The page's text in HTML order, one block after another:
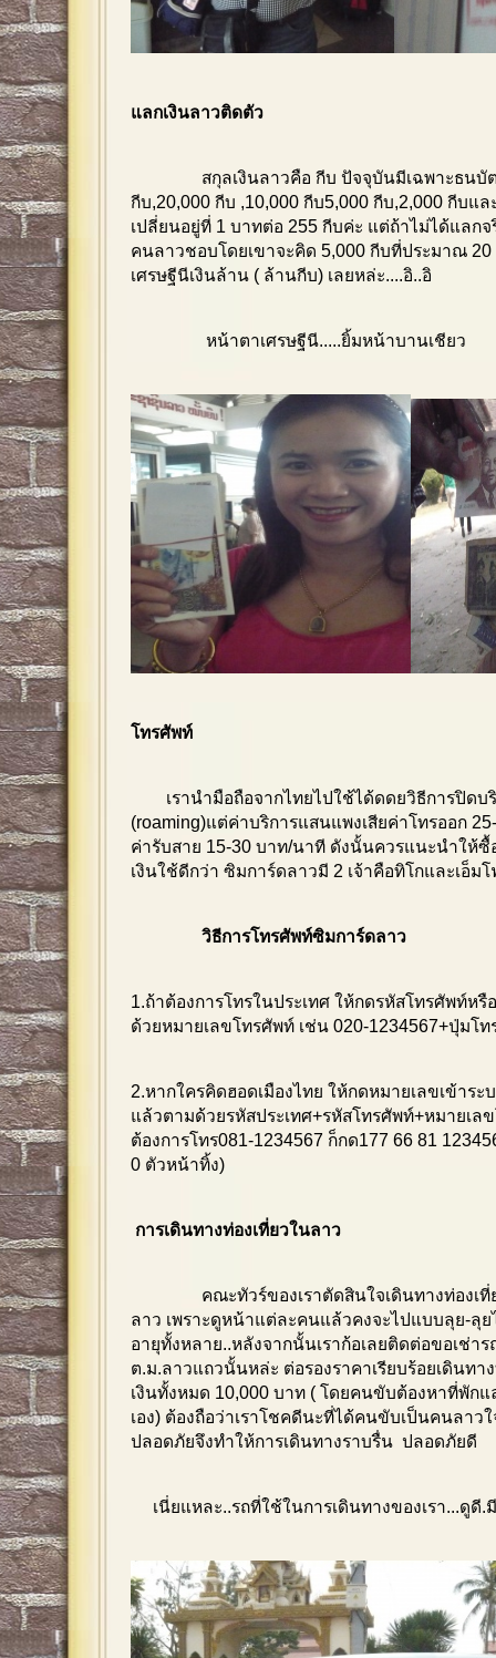
แลกเงินลาวติดตัว
สกุลเงินลาวคือ กีบ ปัจจุบันมีเฉพาะธนบั
กีบ,20,000 กีบ ,10,000 กีบ5,000 กีบ,2,000 กีบแ
เปลี่ยนอยู่ที่ 1 บาทต่อ 255 กีบค่ะ แต่ถ้าไม่ได้แลกจ
คนลาวชอบโดยเขาจะคิด 5,000 กีบที่ประมาณ
เศรษฐีนีเงินล้าน ( ล้านกีบ) เลยหล่ะ....อิ..อิ
หน้าตาเศรษฐีนี.....ยิ้มหน้าบานเชียว
โทรศัพท์
เรานำมือถือจากไทยไปใช้ได้ดดยวิธีการปิดบ
(roaming)แต่ค่าบริการแสนแพงเสียค่าโทรออก
ค่ารับสาย 15-30 บาท/นาที ดังนั้นควรแนะนำให้
เงินใช้ดีกว่า ซิมการ์ดลาวมี 2 เจ้าคือทิโกและเอ็ม
วิธีการโทรศัพท์ซิมการ์ดลาว
1.ถ้าต้องการโทรในประเทศ ให้กดรหัสโทรศัพท์ห
ด้วยหมายเลขโทรศัพท์ เช่น 020-1234567+ปุ่มโท
2.หากใครคิดฮอดเมืองไทย ให้กดหมายเลขเข้าระ
แล้วตามด้วยรหัสประเทศ+รหัสโทรศัพท์+หมายเล
ต้องการโทร081-1234567 ก็กด177 66 81
0 ตัวหน้าทิ้ง)
การเดินทางท่องเที่ยวในลาว
คณะทัวร์ของเราตัดสินใจเดินทางท่องเ
ลาว เพราะดูหน้าแต่ละคนแล้วคงจะไปแบบลุย-ลุย
อายุทั้งหลาย..หลังจากนั้นเราก้อเลยติดต่อขอเช่า
ต.ม.ลาวแถวนั้นหล่ะ ต่อรองราคาเรียบร้อยเดินท
เงินทั้งหมด 10,000 บาท ( โดยคนขับต้องหาที่พัก
เอง) ต้องถือว่าเราโชคดีนะที่ได้คนขับเป็นคนลาว
ปลอดภัยจึงทำให้การเดินทางราบรื่น ปลอดภัยดี
เนี่ยแหละ..รถที่ใช้ในการเดินทางของเรา...ดูดี.